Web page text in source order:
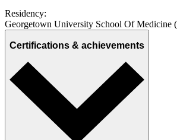
Residency:
Georgetown University School Of Medicine
Certifications & achievements